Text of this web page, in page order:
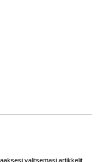
valitsemasi artikkelit